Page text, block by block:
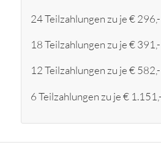
24 Teilzahlungen zu je €
18 Teilzahlungen zu je €
12 Teilzahlungen zu je €
6 Teilzahlungen zu je €